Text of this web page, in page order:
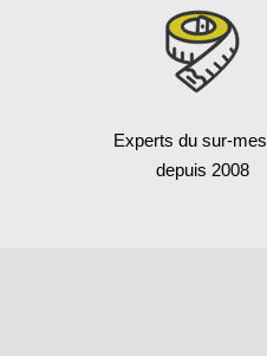
Experts du sur-
depuis 2008